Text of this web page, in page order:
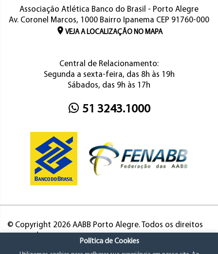
Associação Atlética Banco do Brasil - Porto Alegre
Av. Coronel Marcos, 1000 Bairro Ipanema CEP 91760-000
VEJA A LOCALIZAÇÃO NO MAPA
Central de Relacionamento:
Segunda a sexta-feira, das 8h às 19h
Sábados, das 9h às 17h
51 3243.1000
© Copyright 2026 AABB Porto Alegre. Todos os direitos
Política de Cookies